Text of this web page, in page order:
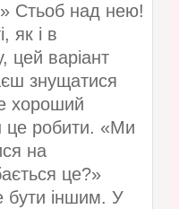
Стьоб над нею!
як і в
цей варіант
знущатися
хороший
це робити. «Ми
на
це?»
бути іншим. У